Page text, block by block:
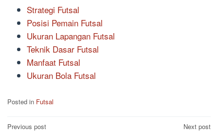
Strategi Futsal
Posisi Pemain Futsal
Ukuran Lapangan Futsal
Teknik Dasar Futsal
Manfaat Futsal
Ukuran Bola Futsal
Posted in Futsal
Post
Previous post
Next post